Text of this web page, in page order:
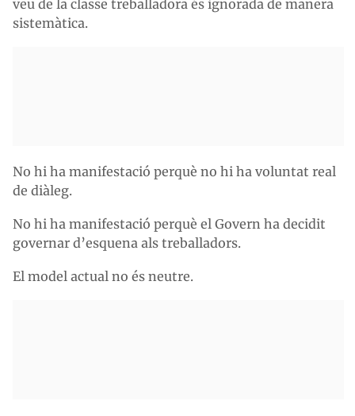
veu de la classe treballadora és ignorada de manera
sistemàtica.
No hi ha manifestació perquè no hi ha voluntat real
de diàleg.
No hi ha manifestació perquè el Govern ha decidit
governar d’esquena als treballadors.
El model actual no és neutre.